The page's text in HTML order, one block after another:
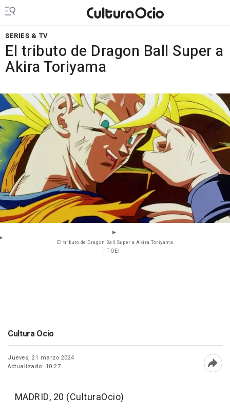
SERIES & TV
El tributo de Dragon Ball Super a
Akira Toriyama
El tributo de Dragon Ball Super a Akira Toriyama
- TOEI
Cultura Ocio
Jueves, 21 marzo 2024
Actualizado: 10:27
MADRID, 20 (CulturaOcio)